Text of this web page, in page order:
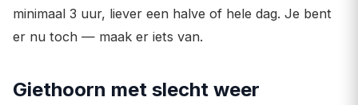
minimaal 3 uur, liever een halve of hele dag. Je bent
er nu toch — maak er iets van.
Giethoorn met slecht weer